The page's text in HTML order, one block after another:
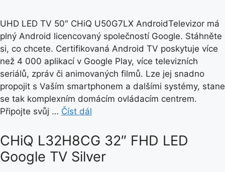
UHD LED TV 50″ CHiQ U50G7LX AndroidTelevizor má
plný Android licencovaný společností Google. Stáhněte
si, co chcete. Certifikovaná Android TV poskytuje více
než 4 000 aplikací v Google Play, více televizních
seriálů, zpráv či animovaných filmů. Lze jej snadno
propojit s Vaším smartphonem a dalšími systémy, stane
se tak komplexním domácím ovládacím centrem.
Připojte svůj … Číst dál
CHiQ L32H8CG 32″ FHD LED
Google TV Silver